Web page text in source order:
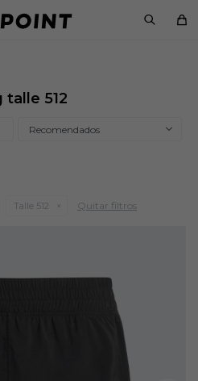
512
Recomendados
Talle 512 Quitar filtros